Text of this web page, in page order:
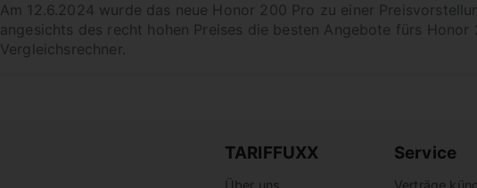
Am 12.6.2024 wurde das neue Honor 200 Pro zu einer
angesichts des recht hohen Preises die besten Angebote fürs
Vergleichsrechner.
TARIFFUXX Service